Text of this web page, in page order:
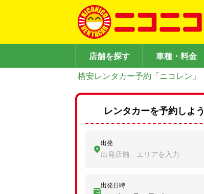
店舗を探す 車種・料金
格安レンタカー予約「ニコレン」
レンタカーを予約しよう
出発
出発店舗、エリアを入力
出発日時